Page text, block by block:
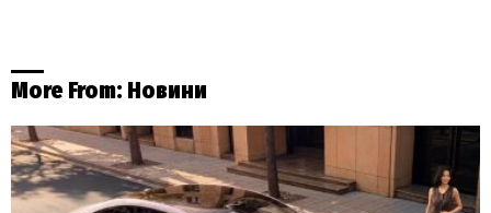
More From: Новини